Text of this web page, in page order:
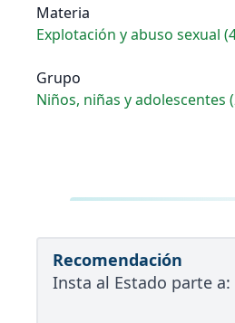
Materia
Explotación y abuso sexual
Grupo
Niños, niñas y adolescentes
Recomendación
Insta al Estado parte a: